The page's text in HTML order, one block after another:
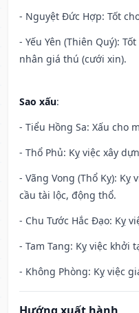
- Nguyệt Đức Hợp: Tốt
- Yếu Yên (Thiên Quý):
nhân giá thú (cưới xin).
Sao xấu:
- Tiểu Hồng Sa: Xấu cho
- Thổ Phủ: Kỵ việc xây
- Vãng Vong (Thổ Kỵ):
cầu tài lộc, động thổ.
- Chu Tước Hắc Đạo: Kỵ
- Tam Tang: Kỵ việc khởi
- Không Phòng: Kỵ việc